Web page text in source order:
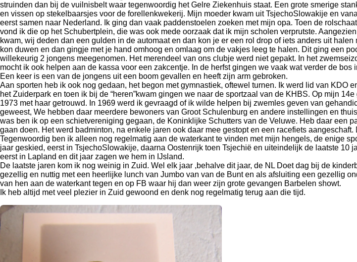
struinden dan bij de vuilnisbelt waar tegenwoordig het Gelre Ziekenhuis staat. Een grote smerige
en vissen op stekelbaarsjes voor de forellenkwekerij. Mijn moeder kwam uit TsjechoSlowakije en
eerst samen naar Nederland. Ik ging dan vaak paddenstoelen zoeken met mijn opa. Toen de
vond ik die op het Schubertplein, die was ook mede oorzaak dat ik mijn scholen verprutste.
kwam, wij deden dan een gulden in de automaat en dan kon je er een rol drop of iets anders uit
kon duwen en dan gingje met je hand omhoog en omlaag om de vakjes leeg te halen. Dit ging een
willekeurig 2 jongens meegenomen. Het merendeel van ons clubje werd niet gepakt. In het
mocht ik ook helpen aan de kassa voor een zakcentje. In de herfst gingen we vaak wat verder de
Een keer is een van de jongens uit een boom gevallen en heeft zijn arm gebroken.
Aan sporten heb ik ook nog gedaan, het begon met gymnastiek, oftewel turnen. Ik werd lid van
het Zuiderpark en toen ik bij de “heren”kwam gingen we naar de sportzaal van de KHBS. Op mijn 14e
1973 met haar getrouwd. In 1969 werd ik gevraagd of ik wilde helpen bij zwemles geven van
geweest, We hebben daar meerdere bewoners van Groot Schulenburg en andere instellingen en
was ben ik op een schietvereniging gegaan, de Koninklijke Schutters van de Veluwe. Heb daar een
gaan doen. Het werd badminton, na enkele jaren ook daar mee gestopt en een racefiets
Tegenwoordig ben ik alleen nog regelmatig aan de waterkant te vinden met mijn hengels, de enige
jaar geskied, eerst in TsjechoSlowakije, daarna Oostenrijk toen Tsjechië en uiteindelijk de laatste
eerst in Lapland en dit jaar zagen we hem in IJsland.
De laatste jaren kom ik nog weinig in Zuid. Wel elk jaar ,behalve dit jaar, de NL Doet dag bij de
gezellig en nuttig met een heerlijke lunch van Jumbo van van de Bunt en als afsluiting een gezellig
van hen aan de waterkant tegen en op FB waar hij dan weer zijn grote gevangen Barbelen showt.
Ik heb altijd met veel plezier in Zuid gewoond en denk nog regelmatig terug aan die tijd.